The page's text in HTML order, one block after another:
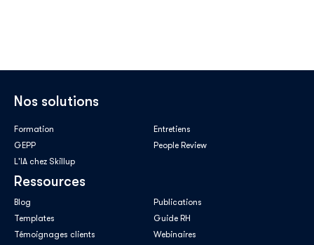
Nos solutions
Formation
Entretiens
GEPP
People Review
L'IA chez Skillup
Ressources
Blog
Publications
Templates
Guide RH
Témoignages clients
Webinaires